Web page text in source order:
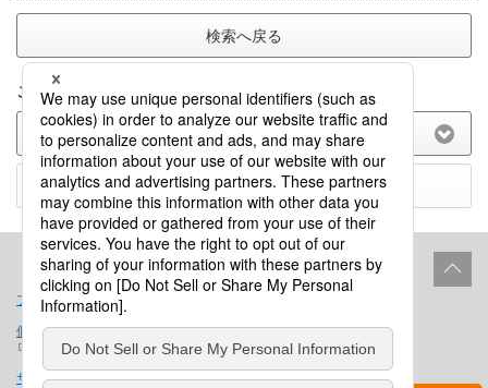
検索へ戻る
このFAQに関してのご意見をお聞かせ下さい。
(選択してください)
送信する
プロダクトライフサイクル サイトポリシー
個人情報保護法に基づく公表事項 免責事項
サイトマップ 会社概要